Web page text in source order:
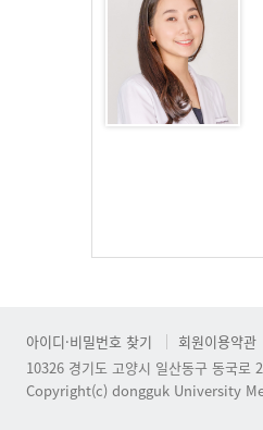
아이디·비밀번호 찾기
회원이용약관
10326 경기도 고양시 일산동구 동국로
Copyright(c) dongguk University